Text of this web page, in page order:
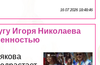
16 07 2026 18:48:46
Игоря Николаева